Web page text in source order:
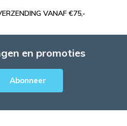
VANAF €75,-
en promoties
Abonneer